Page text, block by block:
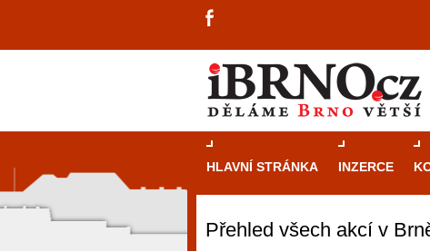
HLAVNÍ STRÁNKA INZERCE
Přehled všech akcí v